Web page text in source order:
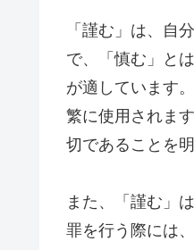
「謹む」は、自
で、「慎む」と
が適しています
繁に使用されま
切であることを
また、「謹む」
罪を行う際には